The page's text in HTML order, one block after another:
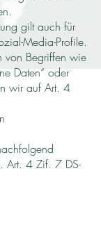
gilt auch für
Media-Profile.
von Begriffen wie
Daten“ oder
wir auf Art. 4
Art. 4 Zif. 7 DS-